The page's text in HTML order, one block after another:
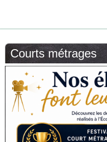
Courts métrages